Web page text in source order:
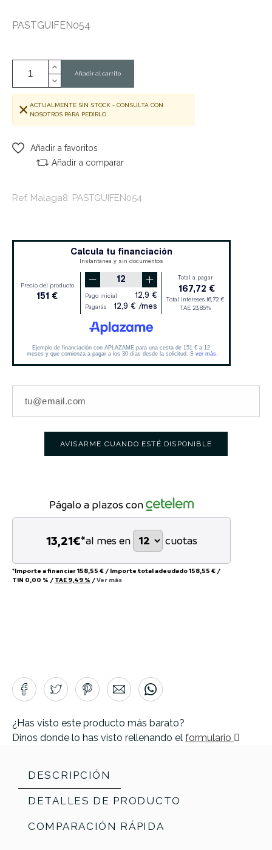
PASTGUIFEN054
Añadir al carrito
ACTUALMENTE SIN STOCK - CONSULTA CON
NOSOTROS PARA PEDIRLO
Añadir a favoritos
Añadir a comparar
Ref. Malaga8: PASTGUIFEN054
AVISARME CUANDO ESTÉ DISPONIBLE
Págalo a plazos con
13,21€*al mes en cuotas
*Importe a financiar158,55 € / Importe total adeudado158,55 € /
TIN 0,00 % / TAE 9,49 % /Ver más
¿Has visto este producto más barato?
Dinos donde lo has visto rellenando el formulario
DESCRIPCIÓN
DETALLES DE PRODUCTO
COMPARACIÓN RÁPIDA